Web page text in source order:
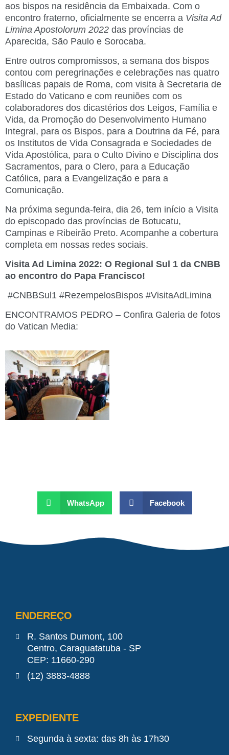
aos bispos na residência da Embaixada. Com o
encontro fraterno, oficialmente se encerra a Visita Ad
Limina Apostolorum 2022 das províncias de
Aparecida, São Paulo e Sorocaba.
Entre outros compromissos, a semana dos bispos
contou com peregrinações e celebrações nas quatro
basílicas papais de Roma, com visita à Secretaria de
Estado do Vaticano e com reuniões com os
colaboradores dos dicastérios dos Leigos, Família e
Vida, da Promoção do Desenvolvimento Humano
Integral, para os Bispos, para a Doutrina da Fé, para
os Institutos de Vida Consagrada e Sociedades de
Vida Apostólica, para o Culto Divino e Disciplina dos
Sacramentos, para o Clero, para a Educação
Católica, para a Evangelização e para a
Comunicação.
Na próxima segunda-feira, dia 26, tem início a Visita
do episcopado das províncias de Botucatu,
Campinas e Ribeirão Preto. Acompanhe a cobertura
completa em nossas redes sociais.
Visita Ad Limina 2022: O Regional Sul 1 da CNBB
ao encontro do Papa Francisco!
#CNBBSul1 #RezempelosBispos #VisitaAdLimina
ENCONTRAMOS PEDRO – Confira Galeria de fotos
do Vatican Media:
WhatsApp Facebook
ENDEREÇO
R. Santos Dumont, 100
Centro, Caraguatatuba - SP
CEP: 11660-290
(12) 3883-4888
EXPEDIENTE
Segunda à sexta: das 8h às 17h30